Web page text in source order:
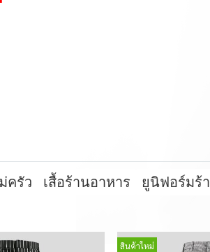
ครัว เสื้อร้านอาหาร ยูนิฟอร์มร้
สินค้าใหม่